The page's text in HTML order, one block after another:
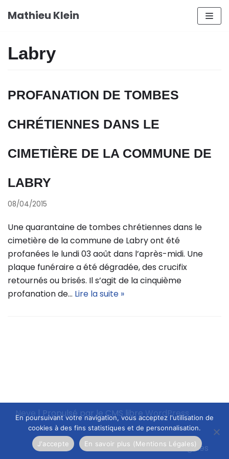
Aller
Mathieu Klein
Labry
PROFANATION DE TOMBES
CHRÉTIENNES DANS LE
CIMETIÈRE DE LA COMMUNE DE
LABRY
08/04/2015
Une quarantaine de tombes chrétiennes dans le
cimetière de la commune de Labry ont été
profanées le lundi 03 août dans l’après-midi. Une
plaque funéraire a été dégradée, des crucifix
retournés ou brisés. Il s’agit de la cinquième
profanation de… Lire la suite »
Neve | Propulsé par le CMS libre WordPress
Mentions légales
En poursuivant votre navigation, vous acceptez l'utilisation de
cookies à des fins statistiques et de personnalisation.
J'accepte
En savoir plus (Mentions Légales)